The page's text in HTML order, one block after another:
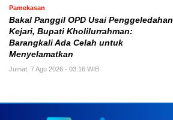
Pamekasan
Bakal Panggil OPD Usai Penggeledahan
Kejari, Bupati Kholilurrahman:
Barangkali Ada Celah untuk
Menyelamatkan
Jumat, 7 Agu 2026 - 03:16 WIB